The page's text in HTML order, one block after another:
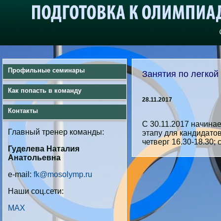
Профильные семинары
Как попасть в команду
Контакты
Главный тренер команды:
Гуделева Наталия
Анатольевна
e-mail: fk@mosolymp.ru
Наши соц.сети:
MAX
Занятия по
28.11.2017
С 30.11.2017
этапу для
четверг 16.30-18.30;